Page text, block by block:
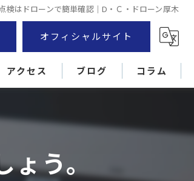
検はドローンで簡単確認｜D・Ｃ・ドローン厚木
オフィシャルサイト
アクセス ブログ コラム
う。